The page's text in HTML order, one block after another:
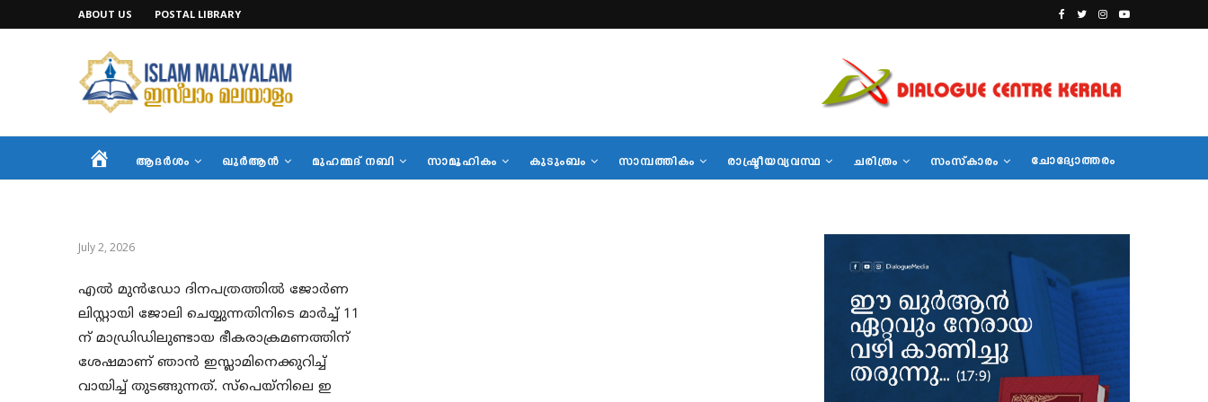
ABOUT US POSTAL LIBRARY
HOMEആദര്‍ശം ഖുര്‍ആന്‍ മുഹമ്മദ് നബി സാമൂഹികം കുടുംബം സാമ്പത്തികം രാഷ്ട്രീയവ്യവസ്ഥ ചരിത്രം സംസ്‌കാരം ചോദ്യോത്തരം
July 2, 2026
എൽ മുൻഡോ ദിനപത്രത്തിൽ ജോർണ
ലിസ്റ്റായി ജോലി ചെയ്യുന്നതിനിടെ മാർച്ച് 11
ന് മാഡ്രിഡിലുണ്ടായ ഭീകരാക്രമണത്തിന്
ശേഷമാണ് ഞാൻ ഇസ്ലാമിനെക്കുറിച്ച്
വായിച്ച് തുടങ്ങുന്നത്. സ്പെയ്നിലെ ഇ